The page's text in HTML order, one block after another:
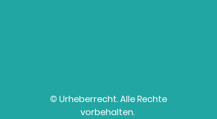
© Urheberrecht. Alle Rechte
vorbehalten.